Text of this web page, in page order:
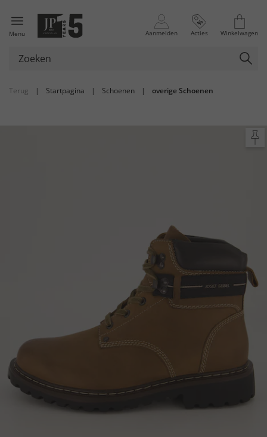
Menu Aanmelden Acties Winkelwagen
Terug | Startpagina | Schoenen | overige Schoenen